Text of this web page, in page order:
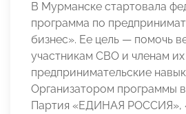
В Мурманске стартовала
программа по
бизнес». Ее цель — помочь
участникам СВО и членам
предпринимательские
Организатором программы
Партия «ЕДИНАЯ